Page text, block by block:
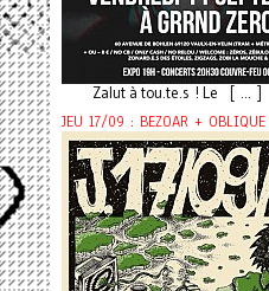
Zalut à tou.te.s ! Le [ ... ]
JEU 17/09 : BEZOAR +